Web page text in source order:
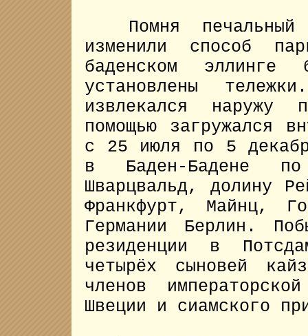
Помня
изменили способ
баденском
установлены
извлекался
помощью загружался
с 25 июля по 5
в Баден-Бадене по
Шварцвальд, долину
Франкфурт, Майнц,
Германии Берлин.
резиденции в
четырёх сыновей
членов
Швеции и сиамского